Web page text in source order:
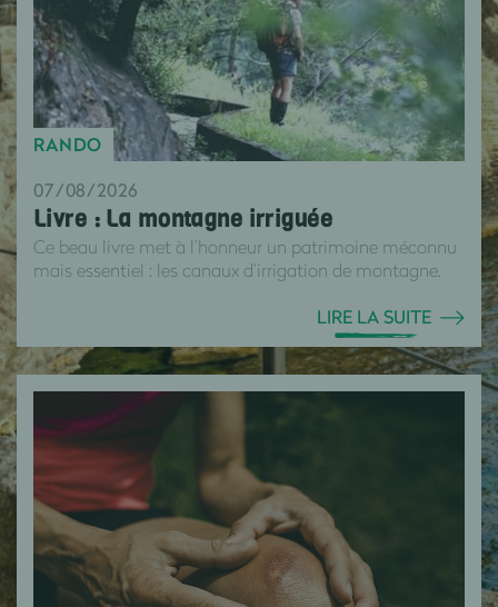
RANDO
07/08/2026
Livre : La montagne irriguée
Ce beau livre met à l’honneur un patrimoine méconnu
mais essentiel : les canaux d’irrigation de montagne.
LIRE LA SUITE